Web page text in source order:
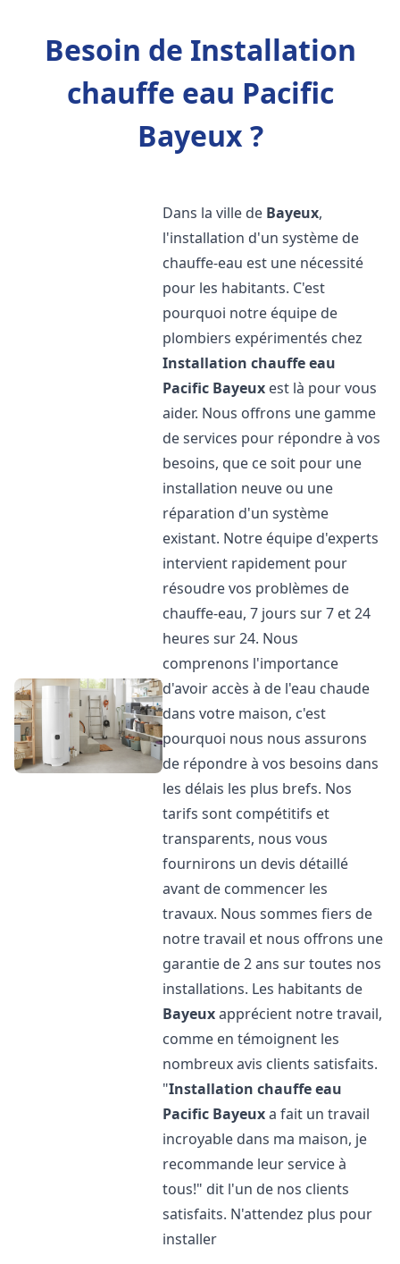
Besoin de Installation
chauffe eau Pacific
Bayeux ?
Dans la ville de Bayeux,
l'installation d'un système de
chauffe-eau est une nécessité
pour les habitants. C'est
pourquoi notre équipe de
plombiers expérimentés chez
Installation chauffe eau
Pacific Bayeux est là pour vous
aider. Nous offrons une gamme
de services pour répondre à vos
besoins, que ce soit pour une
installation neuve ou une
réparation d'un système
existant. Notre équipe d'experts
intervient rapidement pour
résoudre vos problèmes de
chauffe-eau, 7 jours sur 7 et 24
heures sur 24. Nous
comprenons l'importance
d'avoir accès à de l'eau chaude
dans votre maison, c'est
pourquoi nous nous assurons
de répondre à vos besoins dans
les délais les plus brefs. Nos
tarifs sont compétitifs et
transparents, nous vous
fournirons un devis détaillé
avant de commencer les
travaux. Nous sommes fiers de
notre travail et nous offrons une
garantie de 2 ans sur toutes nos
installations. Les habitants de
Bayeuxapprécient notre travail,
comme en témoignent les
nombreux avis clients satisfaits.
"Installation chauffe eau
Pacific Bayeuxa fait un travail
incroyable dans ma maison, je
recommande leur service à
tous!" dit l'un de nos clients
satisfaits. N'attendez plus pour
installer